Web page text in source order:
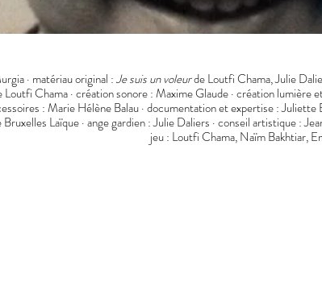
· matériau original :Je suis un voleurde Loutfi Chama, Julie
Loutfi Chama · création sonore : Maxime Glaude · création lumière
: Marie Hélène Balau · documentation et expertise :
Laïque · ange gardien : Julie Daliers · conseil artistique :
jeu : Loutfi Chama, Naïm Bakhtiar,